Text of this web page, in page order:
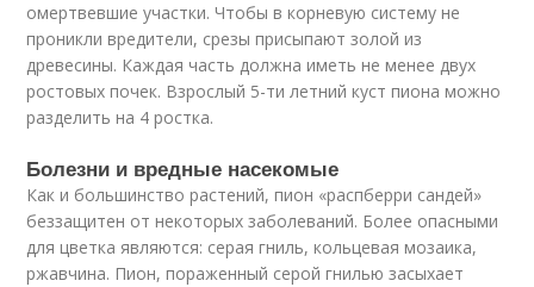
омертвевшие участки. Чтобы в корневую систему не
проникли вредители, срезы присыпают золой из
древесины. Каждая часть должна иметь не менее двух
ростовых почек. Взрослый 5-ти летний куст пиона можно
разделить на 4 ростка.
Болезни и вредные насекомые
Как и большинство растений, пион «распберри сандей»
беззащитен от некоторых заболеваний. Более опасными
для цветка являются: серая гниль, кольцевая мозаика,
ржавчина. Пион, пораженный серой гнилью засыхает